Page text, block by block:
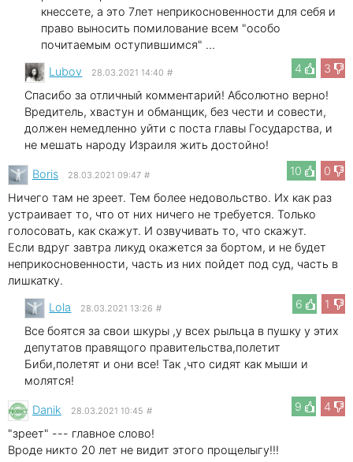
кнессете, а это 7лет неприкосновенности для себя и
право выносить помилование всем "особо
почитаемым оступившимся" ...
4
3
Lubov 28.03.2021 14:40 #
Спасибо за отличный комментарий! Абсолютно верно!
Вредитель, хвастун и обманщик, без чести и совести,
должен немедленно уйти с поста главы Государства, и
не мешать народу Израиля жить достойно!
10
0
Boris 28.03.2021 09:47 #
Ничего там не зреет. Тем более недовольство. Их как раз
устраивает то, что от них ничего не требуется. Только
голосовать, как скажут. И озвучивать то, что скажут.
Если вдруг завтра ликуд окажется за бортом, и не будет
неприкосновенности, часть из них пойдет под суд, часть в
лишкатку.
6
1
Lola 28.03.2021 13:26 #
Все боятся за свои шкуры ,у всех рыльца в пушку у этих
депутатов правящого правительства,полетит
Биби,полетят и они все! Так ,что сидят как мыши и
молятся!
9
4
Danik 28.03.2021 10:45 #
"зреет" --- главное слово!
Вроде никто 20 лет не видит этого прощелыгу!!!